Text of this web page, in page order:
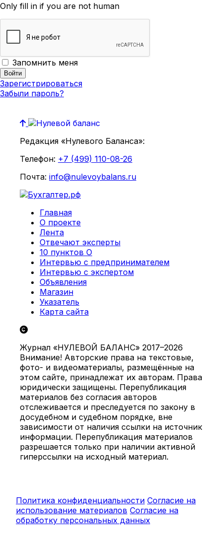
Only fill in if you are not human
Запомнить меня
Зарегистрироваться
Забыли пароль?
Редакция «Нулевого Баланса»:
Телефон: +7 (499) 110-08-26
Почта: info@nulevoybalans.ru
Главная
О проекте
Лента
Отвечают эксперты
10 пунктов О
Интервью с предпринимателем
Интервью с экспертом
Объявления
Магазин
Указатель
Карта сайта
Журнал «НУЛЕВОЙ БАЛАНС» 2017–2026
Внимание! Авторские права на текстовые,
фото- и видеоматериалы, размещённые на
этом сайте, принадлежат их авторам. Права
юридически защищены. Перепубликация
материалов без согласия авторов
отслеживается и преследуется по закону в
досудебном и судебном порядке, вне
зависимости от наличия ссылки на источник
информации. Перепубликация материалов
разрешается только при наличии активной
гиперссылки на исходный материал.
Политика конфиденциальности Согласие на
использование материалов Согласие на
обработку персональных данных